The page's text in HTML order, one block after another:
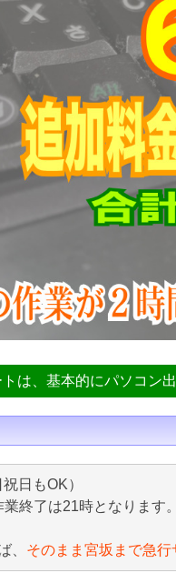
は、基本的にパソコン
日もOK）
終了は21時となります。
、 そのまま宮坂まで急行